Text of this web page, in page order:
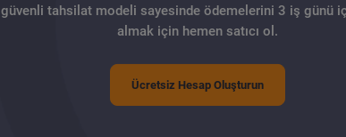
güvenli tahsilat modeli sayesinde ödemelerini 3 iş günü
almak için hemen satıcı ol.
Ücretsiz Hesap Oluşturun